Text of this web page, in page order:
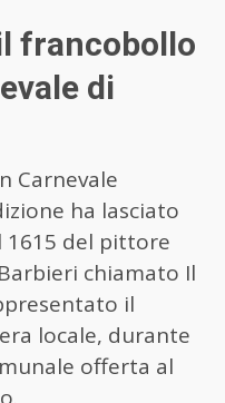
francobollo
di
Carnevale
ha lasciato
1615 del pittore
chiamato Il
il
locale, durante
offerta al